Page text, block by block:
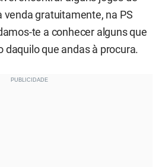
venda gratuitamente, na PS
te a conhecer alguns que
daquilo que andas à procura.